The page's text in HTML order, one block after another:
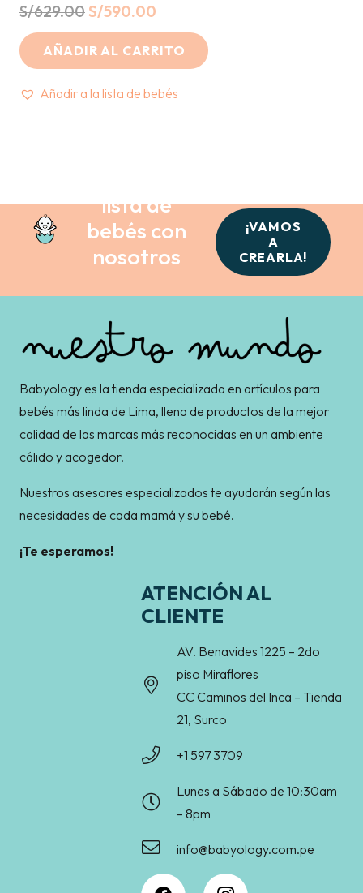
S/629.00Original
price
was:
S/629.00.
S/590.00
price
is:
S/590.00.
AÑADIR AL CARRITO
Añadir a la lista de bebés
lista de
bebés con
nosotros
¡VAMOS
A
CREARLA!
Babyology es la tienda especializada en artículos para
bebés más linda de Lima, llena de productos de la mejor
calidad de las marcas más reconocidas en un ambiente
cálido y acogedor.
Nuestros asesores especializados te ayudarán según las
necesidades de cada mamá y su bebé.
¡Te esperamos!
ATENCIÓN AL
CLIENTE
AV. Benavides 1225 – 2do
piso Miraflores
CC Caminos del Inca – Tienda
21, Surco
+1 597 3709
Lunes a Sábado de 10:30am
– 8pm
info@babyology.com.pe